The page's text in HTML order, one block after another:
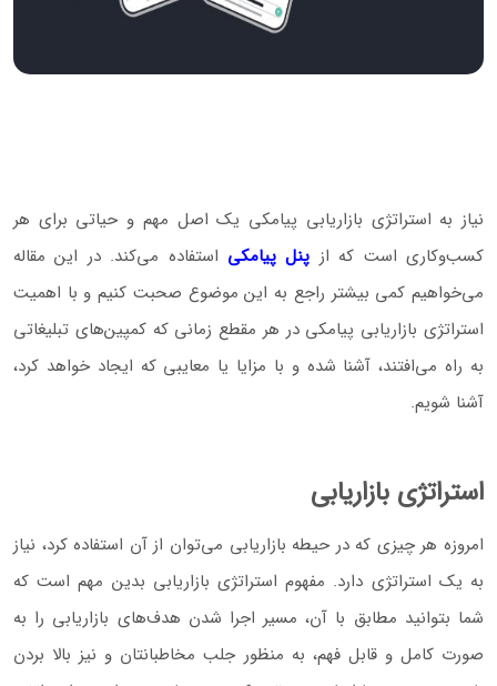
نیاز به استراتژی بازاریابی پیامکی یک اصل مهم و حیاتی برای هر
کسب‌و‌کاری است که از پنل پیامکی استفاده می‌کند. در این مقاله
می‌خواهیم کمی بیشتر راجع به این موضوع صحبت کنیم و با اهمیت
استراتژی بازاریابی پیامکی در هر مقطع زمانی که کمپین‌های تبلیغاتی
به راه می‌افتند، آشنا شده و با مزایا یا معایبی که ایجاد خواهد کرد،
آشنا شویم.
استراتژی بازاریابی
امروزه هر چیزی که در حیطه بازاریابی می‌توان از آن استفاده کرد، نیاز
به یک استراتژی دارد. مفهوم استراتژی بازاریابی بدین مهم است که
شما بتوانید مطابق با آن، مسیر اجرا شدن هدف‌های بازاریابی را به
صورت کامل و قابل فهم، به منظور جلب مخاطبانتان و نیز بالا بردن